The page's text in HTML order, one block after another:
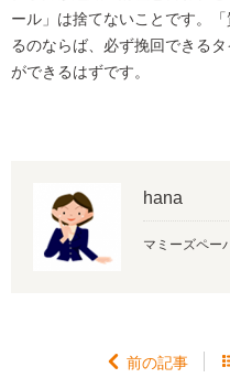
ール」は捨てないことです。
るのならば、必ず挽回できる
ができるはずです。
hana
マミーズペー
 前の記事